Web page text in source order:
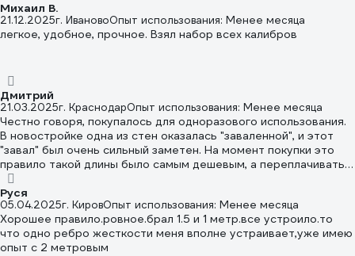
Михаил В.
21.12.2025г. ИвановоОпыт использования: Менее месяца
легкое, удобное, прочное. Взял набор всех калибров
Дмитрий
21.03.2025г. КраснодарОпыт использования: Менее месяца
Честно говоря, покупалось для одноразового использования.
В новостройке одна из стен оказалась "заваленной", и этот
"завал" был очень сильный заметен. На момент покупки это
правило такой длины было самым дешевым, а переплачивать
из-за одной стены, совсем не хотелось. Штукатурил стены
впервые в жизни, но я оказался доволен. Правило оказалось
лёгким, и что самое главное, прямое. И это несмотря на
приличную длину.
Руся
05.04.2025г. КировОпыт использования: Менее месяца
Хорошее правило.ровное.брал 1.5 и 1 метр.все устроило.то
что одно ребро жесткости меня вполне устраивает,уже имею
опыт с 2 метровым